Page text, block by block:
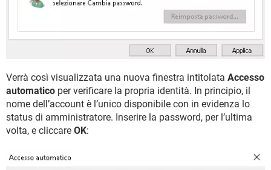
Verrà così visualizzata una nuova finestra intitolata Accesso
automatico per verificare la propria identità. In principio, il
nome dell’account è l’unico disponibile con in evidenza lo
status di amministratore. Inserire la password, per l’ultima
volta, e cliccare OK: